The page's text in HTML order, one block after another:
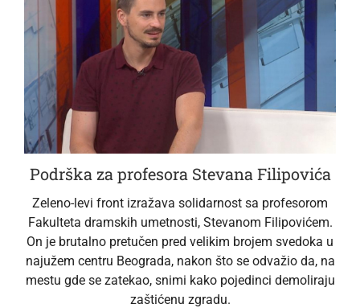
Podrška za profesora Stevana Filipovića
Zeleno-levi front izražava solidarnost sa profesorom
Fakulteta dramskih umetnosti, Stevanom Filipovićem.
On je brutalno pretučen pred velikim brojem svedoka u
najužem centru Beograda, nakon što se odvažio da, na
mestu gde se zatekao, snimi kako pojedinci demoliraju
zaštićenu zgradu.